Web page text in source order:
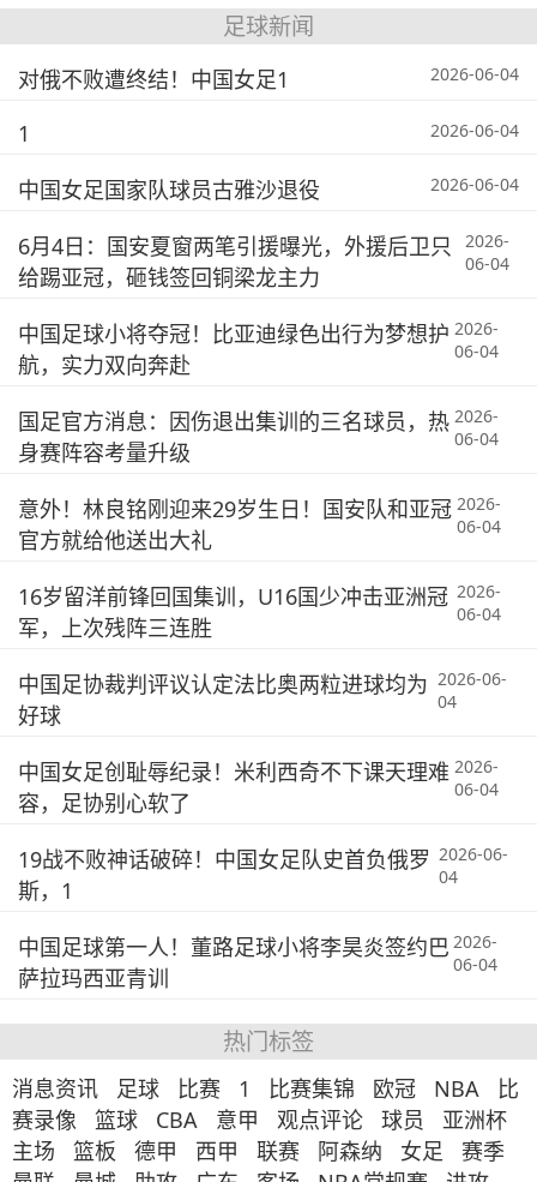
足球新闻
对俄不败遭终结！中国女足1 2026-06-04
1 2026-06-04
中国女足国家队球员古雅沙退役 2026-06-04
6月4日：国安夏窗两笔引援曝光，外援后卫只
给踢亚冠，砸钱签回铜梁龙主力
2026-
06-04
中国足球小将夺冠！比亚迪绿色出行为梦想护
航，实力双向奔赴
2026-
06-04
国足官方消息：因伤退出集训的三名球员，热
身赛阵容考量升级
2026-
06-04
意外！林良铭刚迎来29岁生日！国安队和亚冠
官方就给他送出大礼
2026-
06-04
16岁留洋前锋回国集训，U16国少冲击亚洲冠
军，上次残阵三连胜
2026-
06-04
中国足协裁判评议认定法比奥两粒进球均为
好球
2026-06-
04
中国女足创耻辱纪录！米利西奇不下课天理难
容，足协别心软了
2026-
06-04
19战不败神话破碎！中国女足队史首负俄罗
斯，1
2026-06-
04
中国足球第一人！董路足球小将李昊炎签约巴
萨拉玛西亚青训
2026-
06-04
热门标签
消息资讯 足球 比赛 1 比赛集锦 欧冠 NBA
比
赛录像
篮球 CBA 意甲 观点评论 球员
亚洲杯
主场
篮板 德甲 西甲 联赛 阿森纳 女足
赛季